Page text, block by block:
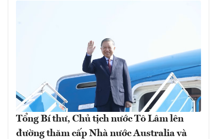
Tổng Bí thư, Chủ tịch nước Tô Lâm lên
đường thăm cấp Nhà nước Australia và